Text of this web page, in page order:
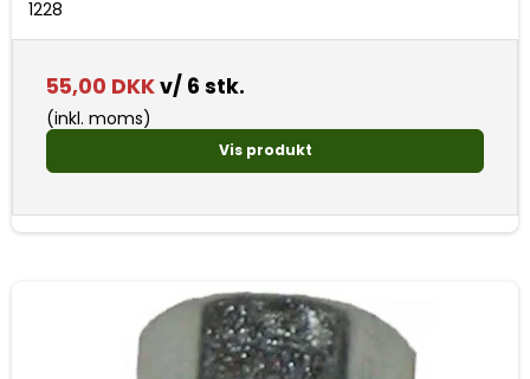
1228
55,00 DKKv/ 6 stk.
(inkl. moms)
Vis produkt